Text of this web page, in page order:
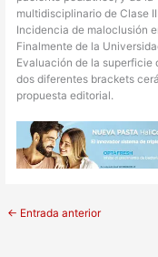
multidisciplinario de Clase
Incidencia de maloclusión
Finalmente de la
Evaluación de la superficie
dos diferentes brackets
propuesta editorial.
← Entrada anterior